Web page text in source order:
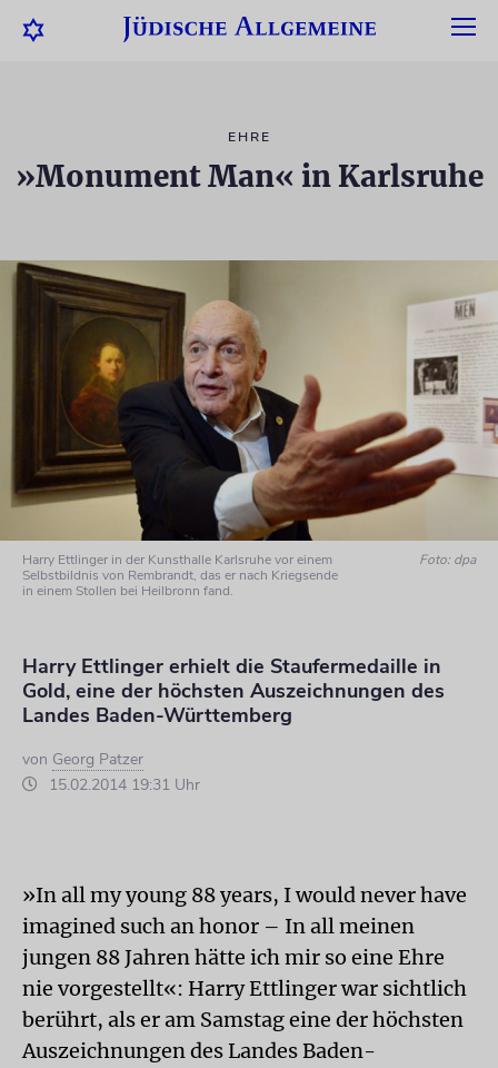
EHRE
»Monument Man« in Karlsruhe
Harry Ettlinger in der Kunsthalle Karlsruhe vor einem
Selbstbildnis von Rembrandt, das er nach Kriegsende
in einem Stollen bei Heilbronn fand.
Foto: dpa
Harry Ettlinger erhielt die Staufermedaille in
Gold, eine der höchsten Auszeichnungen des
Landes Baden-Württemberg
von Georg Patzer
15.02.2014 19:31 Uhr
»In all my young 88 years, I would never have
imagined such an honor – In all meinen
jungen 88 Jahren hätte ich mir so eine Ehre
nie vorgestellt«: Harry Ettlinger war sichtlich
berührt, als er am Samstag eine der höchsten
Auszeichnungen des Landes Baden-